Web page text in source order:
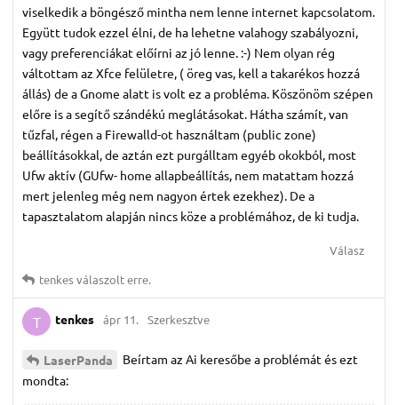
viselkedik a böngésző mintha nem lenne internet kapcsolatom.
Együtt tudok ezzel élni, de ha lehetne valahogy szabályozni,
vagy preferenciákat előírni az jó lenne. :-) Nem olyan rég
váltottam az Xfce felületre, ( öreg vas, kell a takarékos hozzá
állás) de a Gnome alatt is volt ez a probléma. Köszönöm szépen
előre is a segítő szándékú meglátásokat. Hátha számít, van
tűzfal, régen a Firewalld-ot használtam (public zone)
beállításokkal, de aztán ezt purgálltam egyéb okokból, most
Ufw aktív (GUfw- home allapbeállítás, nem matattam hozzá
mert jelenleg még nem nagyon értek ezekhez). De a
tapasztalatom alapján nincs köze a problémához, de ki tudja.
Válasz
tenkesválaszolt erre.
T tenkes ápr 11. Szerkesztve
LaserPanda
Beírtam az Ai keresőbe a problémát és ezt
mondta: